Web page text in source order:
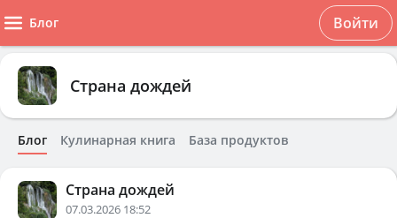
Блог Войти
Страна дождей
Блог Кулинарная книга База продуктов
Страна дождей
07.03.2026 18:52